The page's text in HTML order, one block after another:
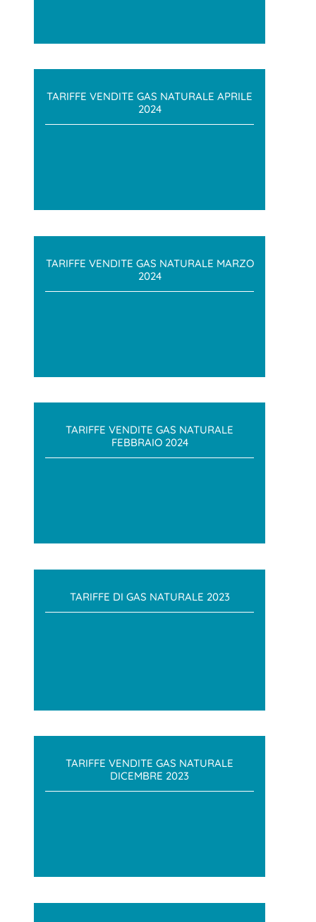
TARIFFE VENDITE GAS NATURALE APRILE
2024
TARIFFE VENDITE GAS NATURALE MARZO
2024
TARIFFE VENDITE GAS NATURALE
FEBBRAIO 2024
TARIFFE DI GAS NATURALE 2023
TARIFFE VENDITE GAS NATURALE
DICEMBRE 2023